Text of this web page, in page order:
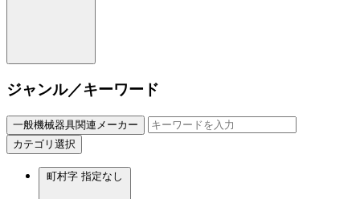
ジャンル／キーワード
一般機械器具関連メーカー
カテゴリ選択
町村字 指定なし